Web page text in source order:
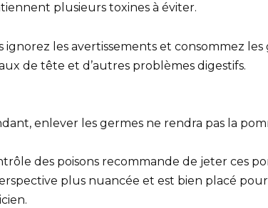
plusieurs toxines à éviter.
ignorez les avertissements et consommez les
de tête et d’autres problèmes digestifs.
enlever les germes ne rendra pas la
des poisons recommande de jeter ces
plus nuancée et est bien placé